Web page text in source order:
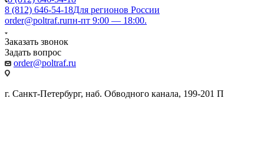
8 (812) 646-54-18Для регионов России
order@poltraf.ruпн-пт 9:00 — 18:00.
Заказать звонок
Задать вопрос
order@poltraf.ru
г. Санкт-Петербург, наб. Обводного канала, 199-201 П